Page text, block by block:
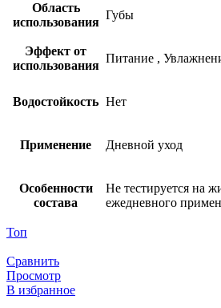
Область
использования
Губы
Эффект от
использования
Питание ,
Водостойкость Нет
Применение Дневной уход
Особенности
состава
Не тестируется на
ежедневного
Топ
Сравнить
Просмотр
В избранное